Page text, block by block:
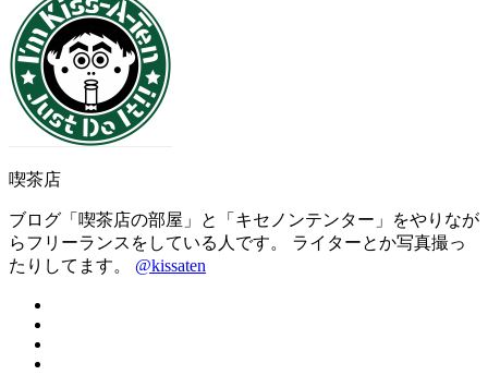
喫茶店
ブログ「喫茶店の部屋」と「キセノンテンター」をやりなが
らフリーランスをしている人です。 ライターとか写真撮っ
たりしてます。 @kissaten